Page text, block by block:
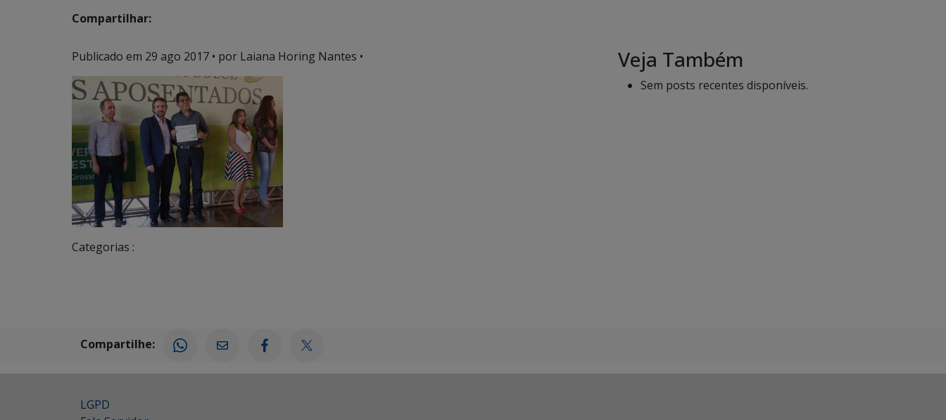
Compartilhar:
Publicado em 29 ago 2017 • por Laiana Horing Nantes •
Categorias :
Veja Também
Sem posts recentes disponíveis.
Compartilhe:
LGPD